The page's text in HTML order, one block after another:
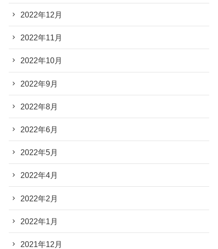
2022年12月
2022年11月
2022年10月
2022年9月
2022年8月
2022年6月
2022年5月
2022年4月
2022年2月
2022年1月
2021年12月